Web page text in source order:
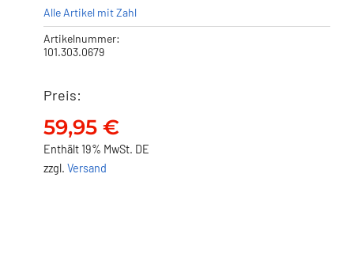
59,95
Alle Artikel mit Zahl
Artikelnummer:
101.303.0679
Preis:
59,95 €
Enthält 19% MwSt. DE
zzgl. Versand